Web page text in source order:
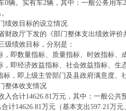
0辆。实有车2辆，其中：一般公务用
绩效目标的设立情况
财政厅下发的《部门整体支出绩效评
级绩效目标，分别是：
，即数量指标、质量指标、时效指标、
，即经济效益指标、社会效益指标、生
标，即上级主管部门及县政府满意度、
整体收支情况
入合计14626.81万元，其中：一般公
计14626.81万元（基本支出597.21万